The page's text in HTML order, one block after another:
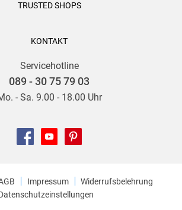
TRUSTED SHOPS
KONTAKT
Servicehotline
089 - 30 75 79 03
- Sa. 9.00 - 18.00 Uhr
Impressum
Widerrufsbelehrung